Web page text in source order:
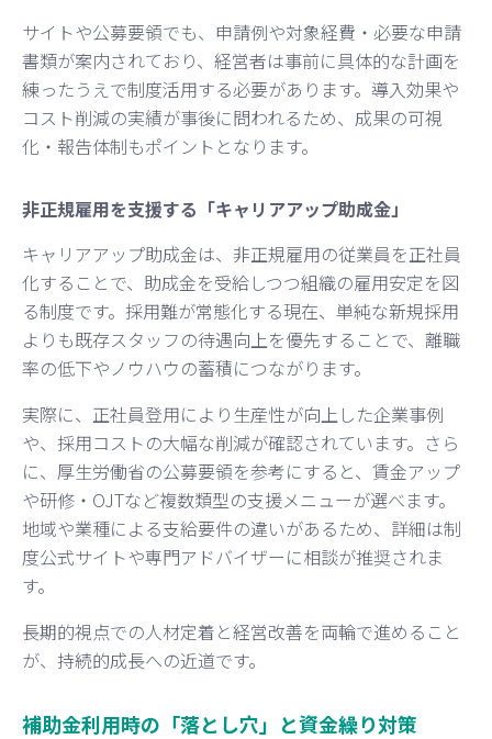
サイトや公募要領でも、申請例や対象経費・必要な申請
書類が案内されており、経営者は事前に具体的な計画を
練ったうえで制度活用する必要があります。導入効果や
コスト削減の実績が事後に問われるため、成果の可視
化・報告体制もポイントとなります。
非正規雇用を支援する「キャリアアップ助成金」
キャリアアップ助成金は、非正規雇用の従業員を正社員
化することで、助成金を受給しつつ組織の雇用安定を図
る制度です。採用難が常態化する現在、単純な新規採用
よりも既存スタッフの待遇向上を優先することで、離職
率の低下やノウハウの蓄積につながります。
実際に、正社員登用により生産性が向上した企業事例
や、採用コストの大幅な削減が確認されています。さら
に、厚生労働省の公募要領を参考にすると、賃金アップ
や研修・OJTなど複数類型の支援メニューが選べます。
地域や業種による支給要件の違いがあるため、詳細は制
度公式サイトや専門アドバイザーに相談が推奨されま
す。
長期的視点での人材定着と経営改善を両輪で進めること
が、持続的成長への近道です。
補助金利用時の「落とし穴」と資金繰り対策